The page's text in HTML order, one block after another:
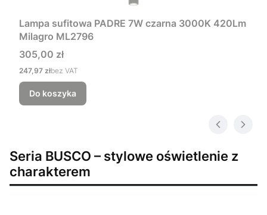
Lampa sufitowa PADRE 7W czarna 3000K 420Lm
Milagro ML2796
Cena
305,00 zł
Cena
247,97 złbez VAT
Do koszyka
Seria BUSCO – stylowe oświetlenie z
charakterem